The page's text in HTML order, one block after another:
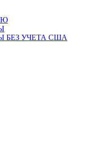
БЕЗ УЧЕТА США